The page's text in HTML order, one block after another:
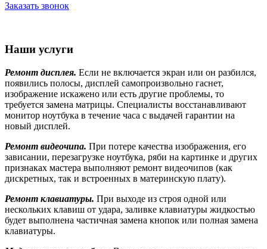
Заказать звонок
Наши услуги
Ремонт дисплея. Если не включается экран или он разбился,
появились полосы, дисплей самопроизвольно гаснет,
изображение искажено или есть другие проблемы, то
требуется замена матрицы. Специалисты восстанавливают
монитор ноутбука в течение часа с выдачей гарантии на
новый дисплей.
Ремонт видеочипа. При потере качества изображения, его
зависании, перезагрузке ноутбука, ряби на картинке и других
признаках мастера выполняют ремонт видеочипов (как
дискретных, так и встроенных в материнскую плату).
Ремонт клавиатуры. При выходе из строя одной или
нескольких клавиш от удара, заливке клавиатуры жидкостью
будет выполнена частичная замена кнопок или полная замена
клавиатуры.